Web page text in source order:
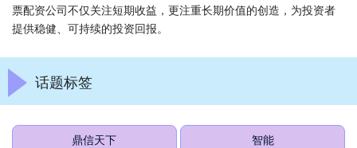
票配资公司不仅关注短期收益，更注重长期价值的创造，为投资者
提供稳健、可持续的投资回报。
话题标签
鼎信天下 智能